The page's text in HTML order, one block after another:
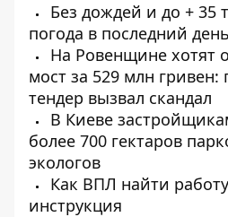
Без дождей и до + 35
погода в последний
На Ровенщине хотят
мост за 529 млн гривен:
тендер вызвал скандал
В Киеве
более 700 гектаров
экологов
Как ВПЛ найти
инструкция